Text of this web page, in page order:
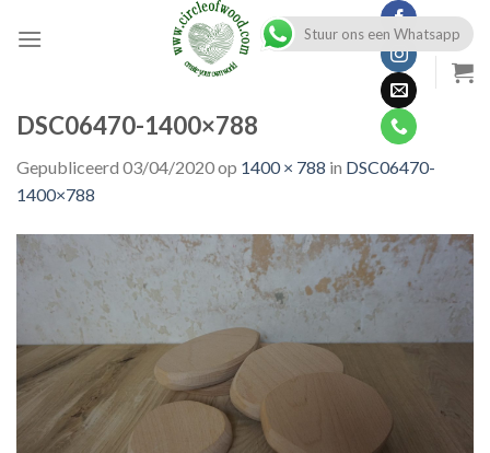
DSC06470-1400×788
Gepubliceerd 03/04/2020op 1400 × 788 in DSC06470-
1400×788
Stuur ons een Whatsapp